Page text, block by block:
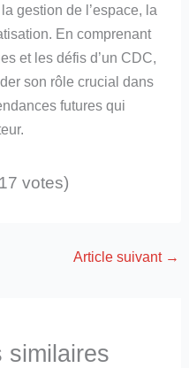
gestion de l’espace, la
En comprenant
et les défis d’un CDC,
son rôle crucial dans
futures qui
votes)
Article suivant →
similaires